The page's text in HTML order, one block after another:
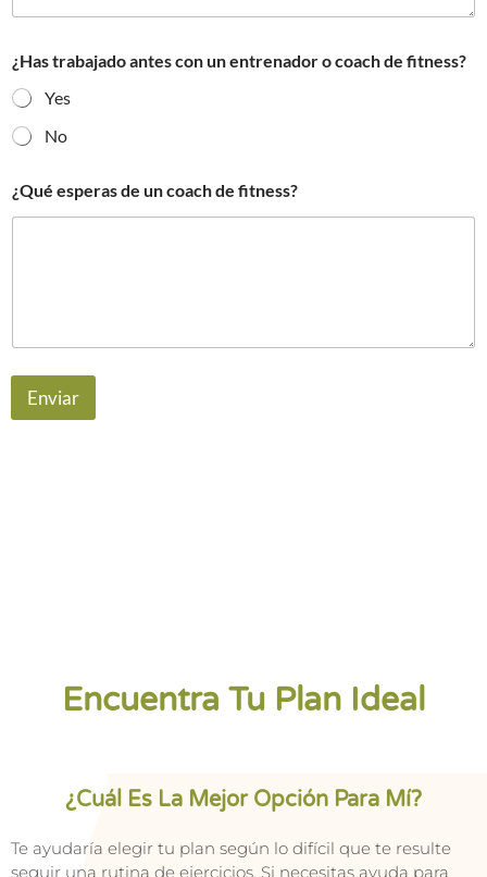
¿Has trabajado antes con un entrenador o coach de fitness?
Yes
No
¿Qué esperas de un coach de fitness?
Enviar
Encuentra Tu Plan Ideal
¿Cuál Es La Mejor Opción Para Mí?
Te ayudaría elegir tu plan según lo difícil que te resulte
seguir una rutina de ejercicios. Si necesitas ayuda para